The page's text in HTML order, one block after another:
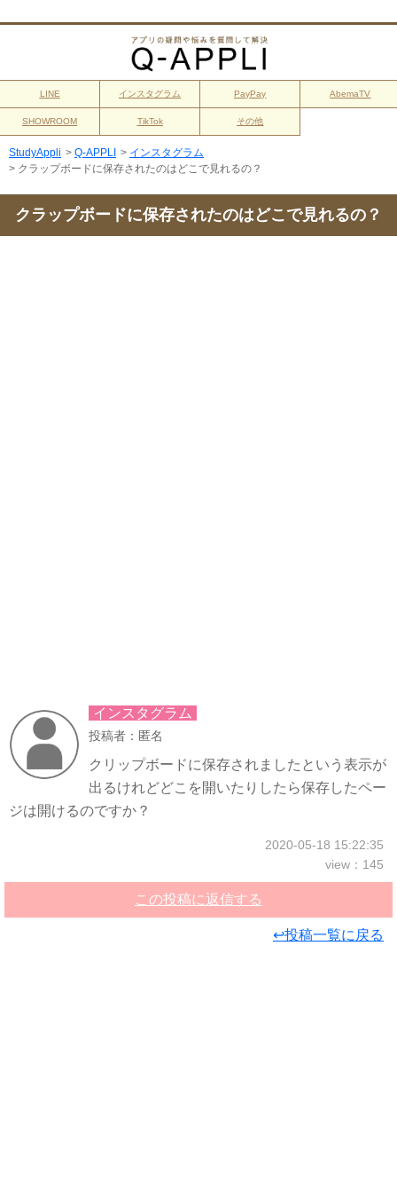
LINE インスタグラム PayPay AbemaTV
SHOWROOM TikTok その他
StudyAppli > Q-APPLI > インスタグラム
> クラップボードに保存されたのはどこで見れるの？
クラップボードに保存されたのはどこで見れるの？
インスタグラム
投稿者：匿名
クリップボードに保存されましたという表示が
出るけれどどこを開いたりしたら保存したペー
ジは開けるのですか？
2020-05-18 15:22:35
view：145
この投稿に返信する
↩投稿一覧に戻る